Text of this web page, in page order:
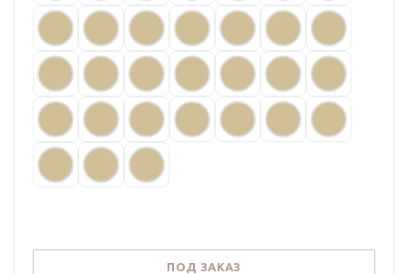
ПОД ЗАКАЗ